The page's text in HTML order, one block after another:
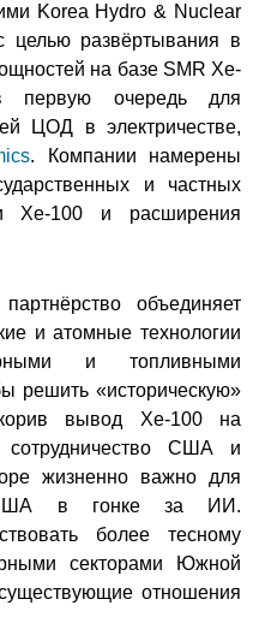
Korea Hydro & Nuclear
целью развёртывания в
на базе SMR Xe-
очередь для
ЦОД в электричестве,
. Компании намерены
и частных
Xe-100 и расширения
объединяет
и атомные технологии
и топливными
решить «историческую»
вывод Xe-100 на
сотрудничество США и
жизненно важно для
США в гонке за ИИ.
более тесному
секторами Южной
отношения